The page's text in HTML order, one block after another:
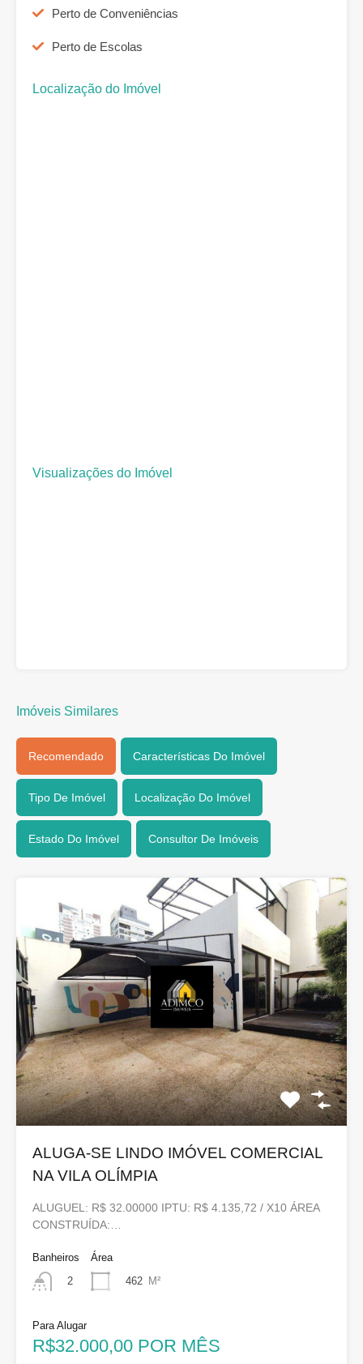
Perto de Conveniências
Perto de Escolas
Localização do Imóvel
Visualizações do Imóvel
Imóveis Similares
Recomendado Características Do Imóvel
Tipo De Imóvel Localização Do Imóvel
Estado Do Imóvel Consultor De Imóveis
ALUGA-SE LINDO IMÓVEL COMERCIAL
NA VILA OLÍMPIA
ALUGUEL: R$ 32.00000 IPTU: R$ 4.135,72 / X10 ÁREA
CONSTRUÍDA:…
Banheiros
2
Área
462 M²
Para Alugar
R$32.000,00 POR MÊS